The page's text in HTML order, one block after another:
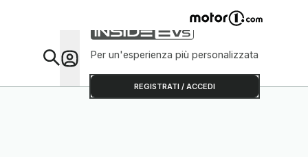
Per un'esperienza più personalizzata
REGISTRATI / ACCEDI